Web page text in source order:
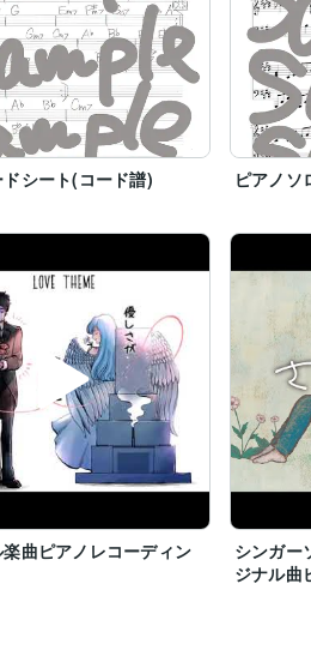
シート(コード譜) ピアノソ
曲ピアノレコーディン
シンガー
ジナル曲